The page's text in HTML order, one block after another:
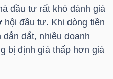
đầu tư rất khó đánh giá
đầu tư. Khi dòng tiền
dắt, nhiều doanh
bị định giá thấp hơn giá